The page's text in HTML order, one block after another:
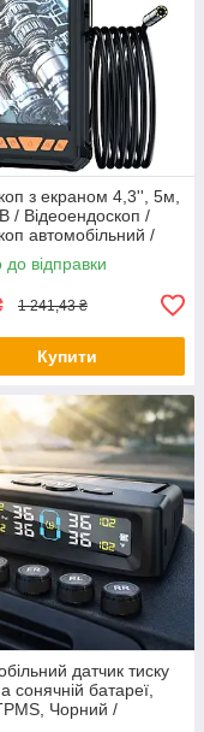
з екраном 4,3'', 5м,
/ Відеоендоскоп /
автомобільний /
ендоскоп
до відправки
1 241,43 ₴
Купити
датчик тиску
сонячній батареї,
Чорний /